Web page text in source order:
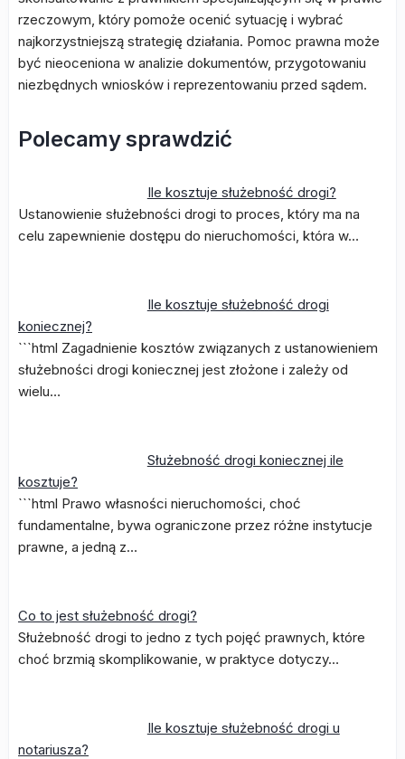
rzeczowym, który pomoże ocenić sytuację i wybrać
najkorzystniejszą strategię działania. Pomoc prawna może
być nieoceniona w analizie dokumentów, przygotowaniu
niezbędnych wniosków i reprezentowaniu przed sądem.
Polecamy sprawdzić
Ile kosztuje służebność drogi?
Ustanowienie służebności drogi to proces, który ma na
celu zapewnienie dostępu do nieruchomości, która w…
Ile kosztuje służebność drogi
koniecznej?
```html Zagadnienie kosztów związanych z ustanowieniem
służebności drogi koniecznej jest złożone i zależy od
wielu…
Służebność drogi koniecznej ile
kosztuje?
```html Prawo własności nieruchomości, choć
fundamentalne, bywa ograniczone przez różne instytucje
prawne, a jedną z…
Co to jest służebność drogi?
Służebność drogi to jedno z tych pojęć prawnych, które
choć brzmią skomplikowanie, w praktyce dotyczy…
Ile kosztuje służebność drogi u
notariusza?